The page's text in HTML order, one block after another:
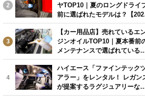
2
ヤTOP10｜夏のロングドライ
前に選ばれたモデルは？【
年6月版】
3
【カー用品店】売れているエ
ジンオイルTOP10｜夏本番前
メンテナンスで選ばれている
気モデルは？【2026年6月版】
4
ハイエース「ファインテック
アラー」をレンタル！ レガン
が提案するラグジュアリーな
動体験